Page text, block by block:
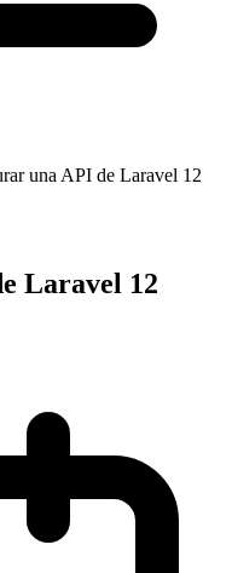
una API de Laravel 12
Laravel 12